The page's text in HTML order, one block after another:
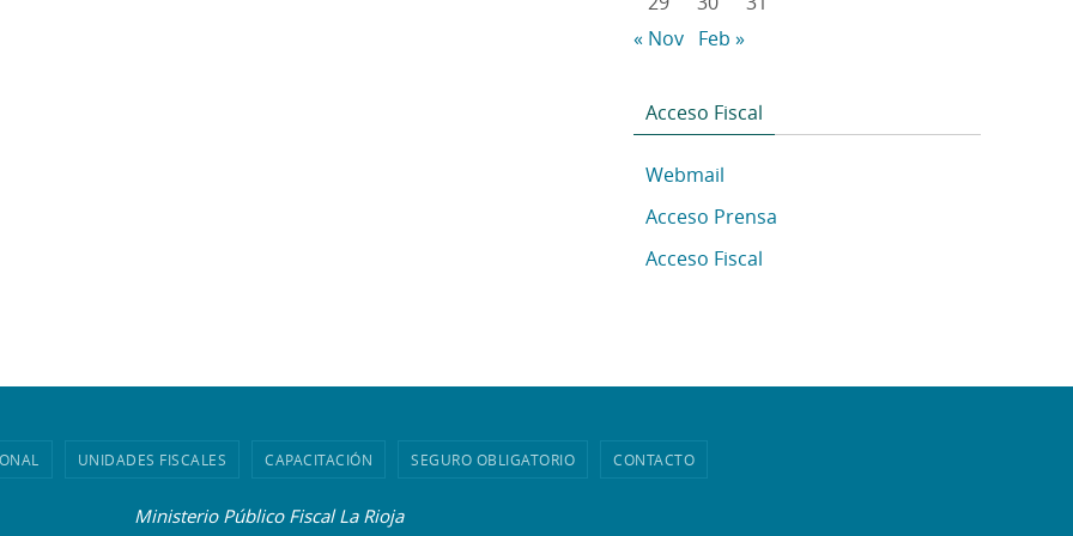
« Nov Feb »
Acceso Fiscal
Webmail
Acceso Prensa
Acceso Fiscal
UNIDADES FISCALES CAPACITACIÓN SEGURO OBLIGATORIO CONTACTO
Ministerio Público Fiscal La Rioja